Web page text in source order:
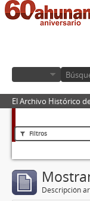
El Archivo Histórico
Filtros
Descripción